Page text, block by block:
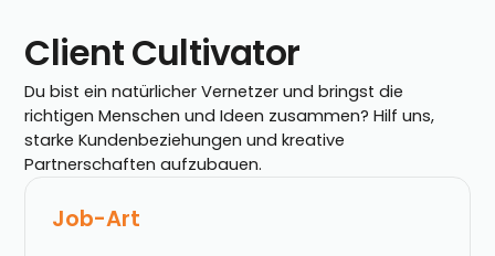
Client Cultivator
Du bist ein natürlicher Vernetzer und bringst die
richtigen Menschen und Ideen zusammen? Hilf uns,
starke Kundenbeziehungen und kreative
Partnerschaften aufzubauen.
Job-Art